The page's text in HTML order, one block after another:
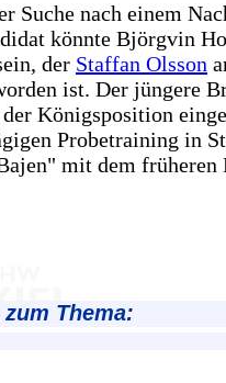
Suche nach einem
könnte Björgvin
der Staffan Olsson
ist. Der jüngere
Königsposition
Probetraining in
mit dem früheren
Thema: